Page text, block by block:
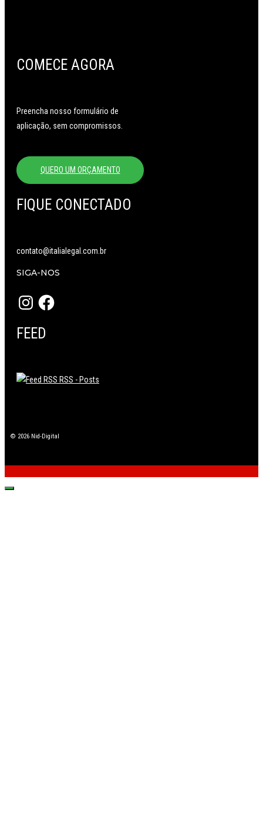
COMECE AGORA
Preencha nosso formulário de
aplicação, sem compromissos.
QUERO UM ORÇAMENTO
FIQUE CONECTADO
contato@italialegal.com.br
SIGA-NOS
InstagramFacebook
FEED
RSS - Posts
© 2026 Nid-Digital
Fechar